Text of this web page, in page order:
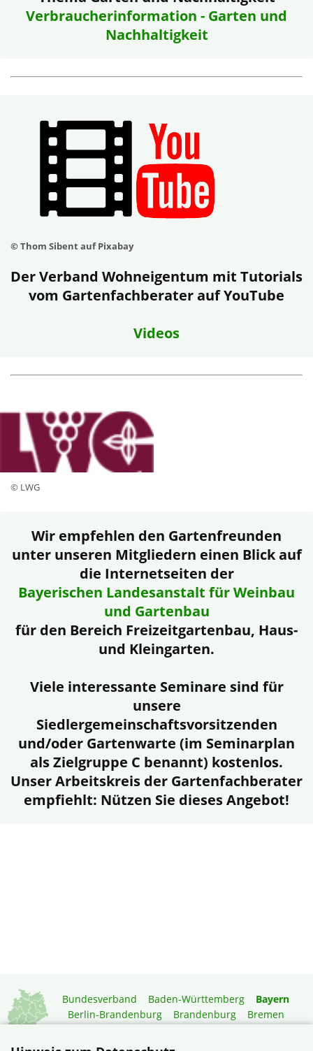
Verbraucherinformation - Garten und
Nachhaltigkeit
© Thom Sibent auf Pixabay
Der Verband Wohneigentum mit Tutorials
vom Gartenfachberater auf YouTube
Videos
© LWG
Wir empfehlen den Gartenfreunden
unter unseren Mitgliedern einen Blick auf
die Internetseiten der
Bayerischen Landesanstalt für Weinbau
und Gartenbau
für den Bereich Freizeitgartenbau, Haus-
und Kleingarten.
Viele interessante Seminare sind für
unsere
Siedlergemeinschaftsvorsitzenden
und/oder Gartenwarte (im Seminarplan
als Zielgruppe C benannt) kostenlos.
Unser Arbeitskreis der Gartenfachberater
empfiehlt: Nützen Sie dieses Angebot!
Bundesverband Baden-Württemberg
Bayern
Berlin-Brandenburg
Brandenburg
Bremen
Niedersachsen